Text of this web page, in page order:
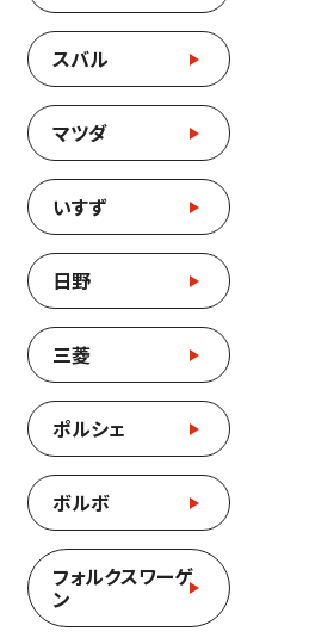
スバル
マツダ
いすず
日野
三菱
ポルシェ
ボルボ
フォルクスワーゲ
ン